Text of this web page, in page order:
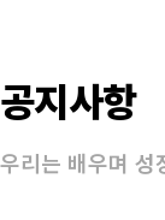
공지사항
우리는 배우며 성